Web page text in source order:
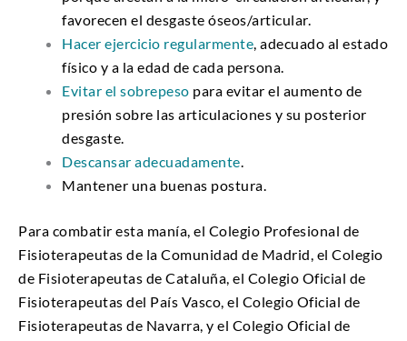
favorecen el desgaste óseos/articular.
Hacer ejercicio regularmente, adecuado al estado
físico y a la edad de cada persona.
Evitar el sobrepeso para evitar el aumento de
presión sobre las articulaciones y su posterior
desgaste.
Descansar adecuadamente.
Mantener una buenas postura.
Para combatir esta manía, el Colegio Profesional de
Fisioterapeutas de la Comunidad de Madrid, el Colegio
de Fisioterapeutas de Cataluña, el Colegio Oficial de
Fisioterapeutas del País Vasco, el Colegio Oficial de
Fisioterapeutas de Navarra, y el Colegio Oficial de